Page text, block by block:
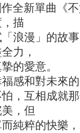
全新單曲《
描
浪漫」的故
力，
的愛意。
感和對未來
，互相成就
，但
純粹的快樂